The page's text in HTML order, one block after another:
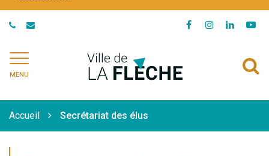
Lien
Lien
compte
Instagram
Lien
compte
MENU
Accueil Secrétariat des élus